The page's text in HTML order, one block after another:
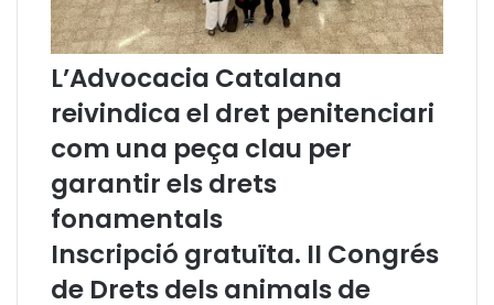
u
C
n
s
e
l
e
r
à
)
L’Advocacia Catalana
reivindica el dret penitenciari
com una peça clau per
garantir els drets
fonamentals
Inscripció gratuïta. II Congrés
de Drets dels animals de